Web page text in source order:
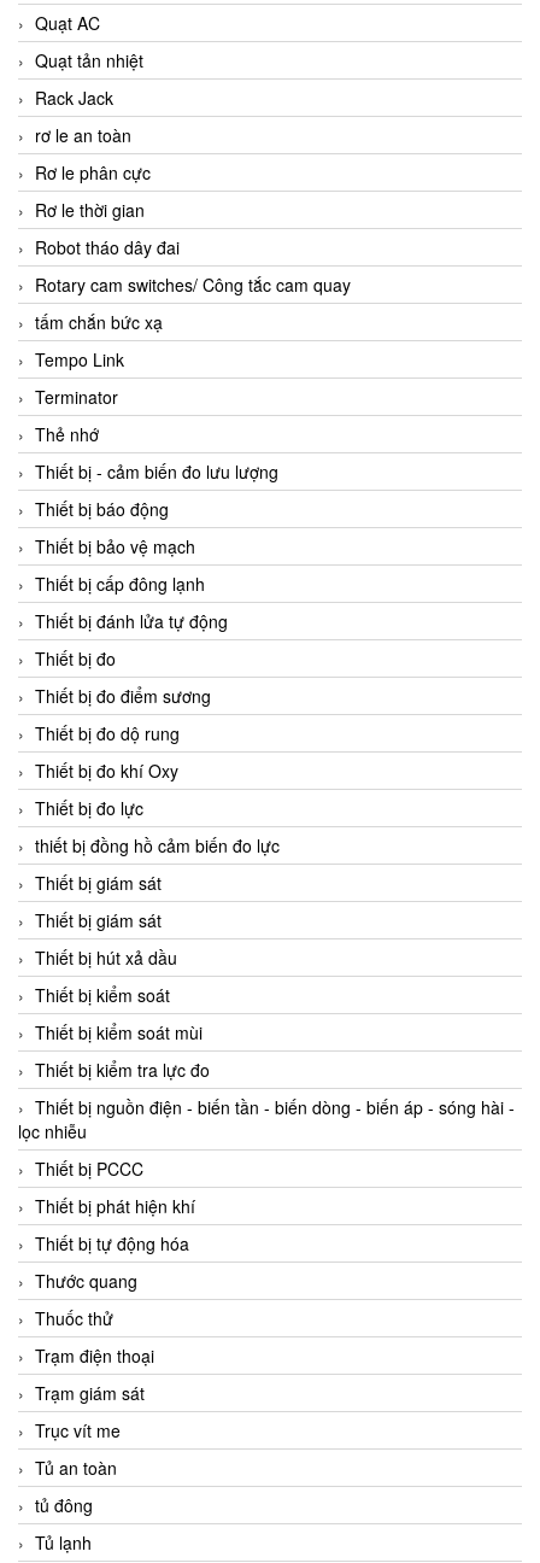
Quạt AC
Quạt tản nhiệt
Rack Jack
rơ le an toàn
Rơ le phân cực
Rơ le thời gian
Robot tháo dây đai
Rotary cam switches/ Công tắc cam quay
tấm chắn bức xạ
Tempo Link
Terminator
Thẻ nhớ
Thiết bị - cảm biến đo lưu lượng
Thiết bị báo động
Thiết bị bảo vệ mạch
Thiết bị cấp đông lạnh
Thiết bị đánh lửa tự động
Thiết bị đo
Thiết bị đo điểm sương
Thiết bị đo dộ rung
Thiết bị đo khí Oxy
Thiết bị đo lực
thiết bị đồng hồ cảm biến đo lực
Thiết bị giám sát
Thiết bị giám sát
Thiết bị hút xả dầu
Thiết bị kiểm soát
Thiết bị kiểm soát mùi
Thiết bị kiểm tra lực đo
Thiết bị nguồn điện - biến tần - biến dòng - biến áp - sóng hài -
lọc nhiễu
Thiết bị PCCC
Thiết bị phát hiện khí
Thiết bị tự động hóa
Thước quang
Thuốc thử
Trạm điện thoại
Trạm giám sát
Trục vít me
Tủ an toàn
tủ đông
Tủ lạnh